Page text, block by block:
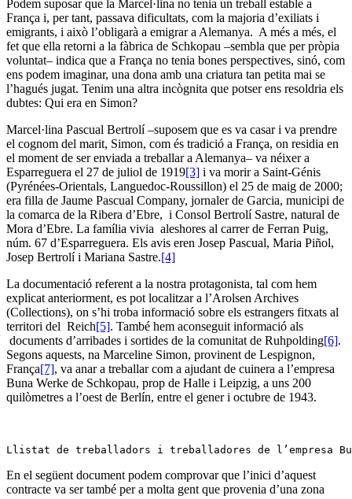
Podem suposar que la Marcel·lina no tenia un treball estable a
França i, per tant, passava dificultats, com la majoria d’exiliats i
emigrants, i això l’obligarà a emigrar a Alemanya. A més a més, el
fet que ella retorni a la fàbrica de Schkopau –sembla que per pròpia
voluntat– indica que a França no tenia bones perspectives, sinó, com
ens podem imaginar, una dona amb una criatura tan petita mai se
l’hagués jugat. Tenim una altra incògnita que potser ens resoldria els
dubtes: Qui era en Simon?
Marcel·lina Pascual Bertrolí –suposem que es va casar i va prendre
el cognom del marit, Simon, com és tradició a França, on residia en
el moment de ser enviada a treballar a Alemanya– va néixer a
Esparreguera el 27 de juliol de 1919[3] i va morir a Saint-Génis
(Pyrénées-Orientals, Languedoc-Roussillon) el 25 de maig de 2000;
era filla de Jaume Pascual Company, jornaler de Garcia, municipi de
la comarca de la Ribera d’Ebre, i Consol Bertrolí Sastre, natural de
Mora d’Ebre. La família vivia aleshores al carrer de Ferran Puig,
núm. 67 d’Esparreguera. Els avis eren Josep Pascual, Maria Piñol,
Josep Bertrolí i Mariana Sastre.[4]
La documentació referent a la nostra protagonista, tal com hem
explicat anteriorment, es pot localitzar a l’Arolsen Archives
(Collections), on s’hi troba informació sobre els estrangers fitxats al
territori del Reich[5]. També hem aconseguit informació als
documents d’arribades i sortides de la comunitat de Ruhpolding[6].
Segons aquests, na Marceline Simon, provinent de Lespignon,
França[7], va anar a treballar com a ajudant de cuinera a l’empresa
Buna Werke de Schkopau, prop de Halle i Leipzig, a uns 200
quilòmetres a l’oest de Berlín, entre el gener i octubre de 1943.
Llistat de treballadors i treballadores de l’empresa
En el següent document podem comprovar que l’inici d’aquest
contracte va ser també per a molta gent que provenia d’una zona